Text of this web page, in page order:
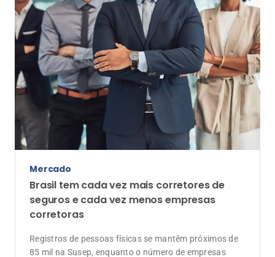
Mercado
Brasil tem cada vez mais corretores de
seguros e cada vez menos empresas
corretoras
Registros de pessoas físicas se mantêm próximos de
85 mil na Susep, enquanto o número de empresas